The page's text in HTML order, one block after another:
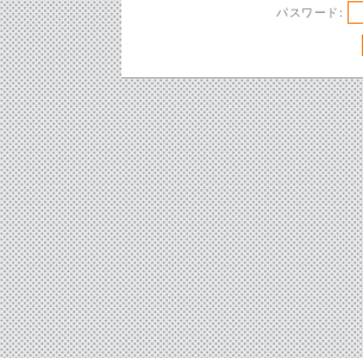
パスワード: